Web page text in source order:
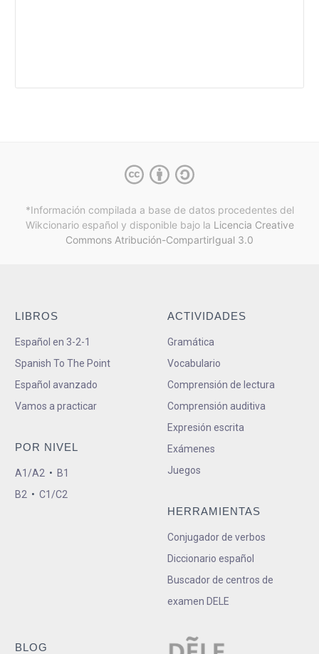
*Información compilada a base de datos procedentes del
Wikcionario español y disponible bajo la Licencia Creative
Commons Atribución-CompartirIgual 3.0
LIBROS
Español en 3-2-1
Spanish To The Point
Español avanzado
Vamos a practicar
POR NIVEL
A1/A2 • B1
B2 • C1/C2
ACTIVIDADES
Gramática
Vocabulario
Comprensión de lectura
Comprensión auditiva
Expresión escrita
Exámenes
Juegos
HERRAMIENTAS
Conjugador de verbos
Diccionario español
Buscador de centros de
examen DELE
BLOG